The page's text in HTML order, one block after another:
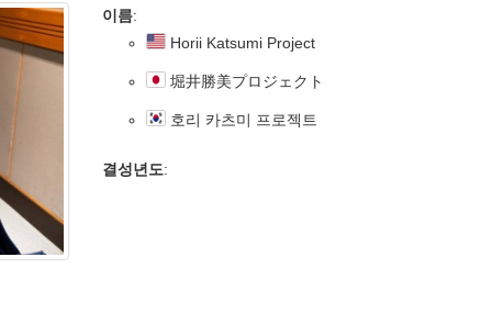
이름:
Horii Katsumi Project
堀井勝美プロジェクト
호리 카츠미 프로젝트
결성년도: